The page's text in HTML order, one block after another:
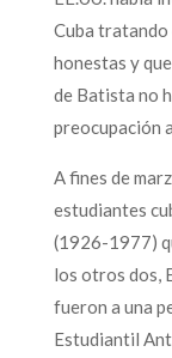
Cuba
honestas y
de Batista no
preocupación
A fines de
estudiantes
(1926-1977)
los otros dos,
fueron a una
Estudiantil